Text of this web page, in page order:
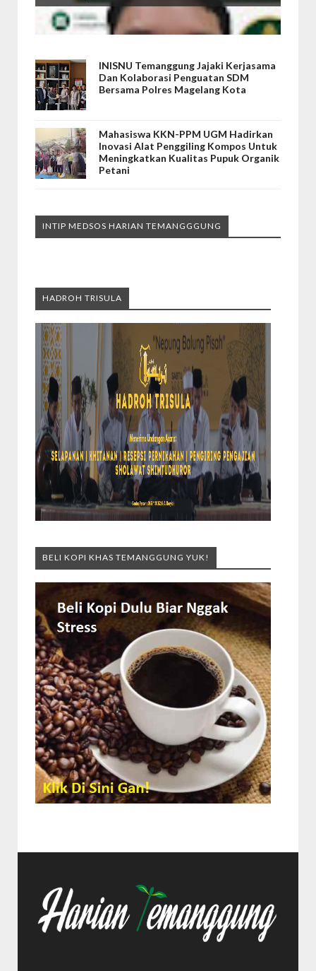
INISNU Temanggung Jajaki Kerjasama
Dan Kolaborasi Penguatan SDM
Bersama Polres Magelang Kota
Mahasiswa KKN-PPM UGM Hadirkan
Inovasi Alat Penggiling Kompos Untuk
Meningkatkan Kualitas Pupuk Organik
Petani
INTIP MEDSOS HARIAN TEMANGGGUNG
HADROH TRISULA
BELI KOPI KHAS TEMANGGUNG YUK!